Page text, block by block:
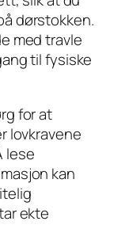
dørstokken.
med travle
til fysiske
for at
lovkravene
lese
kan
ekte